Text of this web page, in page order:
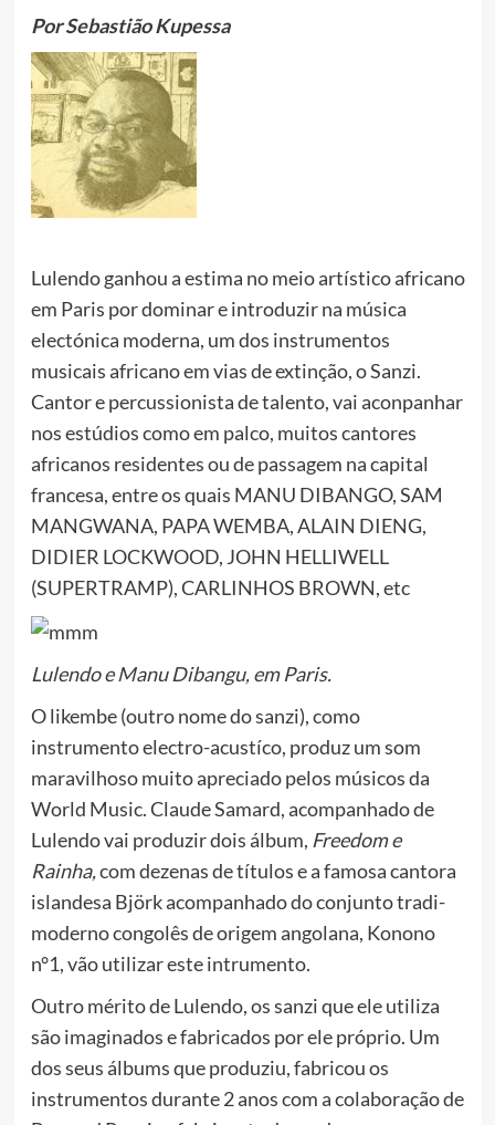
Por Sebastião Kupessa
Lulendo ganhou a estima no meio artístico africano
em Paris por dominar e introduzir na música
electónica moderna, um dos instrumentos
musicais africano em vias de extinção, o Sanzi.
Cantor e percussionista de talento, vai aconpanhar
nos estúdios como em palco, muitos cantores
africanos residentes ou de passagem na capital
francesa, entre os quais MANU DIBANGO, SAM
MANGWANA, PAPA WEMBA, ALAIN DIENG,
DIDIER LOCKWOOD, JOHN HELLIWELL
(SUPERTRAMP), CARLINHOS BROWN, etc
Lulendo e Manu Dibangu, em Paris.
O likembe (outro nome do sanzi), como
instrumento electro-acustíco, produz um som
maravilhoso muito apreciado pelos músicos da
World Music. Claude Samard, acompanhado de
Lulendo vai produzir dois álbum, Freedom e
Rainha,com dezenas de títulos e a famosa cantora
islandesa Björk acompanhado do conjunto tradi-
moderno congolês de origem angolana, Konono
n°1, vão utilizar este intrumento.
Outro mérito de Lulendo, os sanzi que ele utiliza
são imaginados e fabricados por ele próprio. Um
dos seus álbums que produziu, fabricou os
instrumentos durante 2 anos com a colaboração de